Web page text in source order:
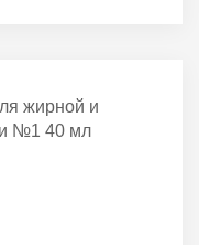
жирной и
№1 40 мл